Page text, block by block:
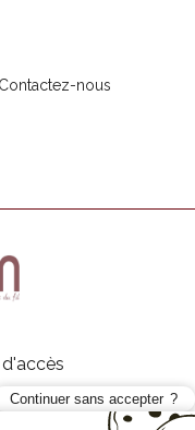
Contactez-nous
Continuer sans accepter